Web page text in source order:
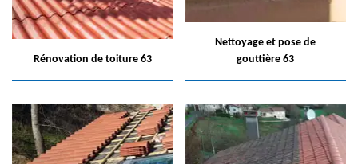
Rénovation de toiture 63
Nettoyage et pose de
gouttière 63